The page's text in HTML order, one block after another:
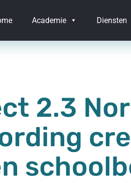
Academie Diensten
2.3